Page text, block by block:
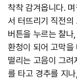
착착 감겨옵니다.
서 터뜨리기 직전의
버튼을 누르는 찰나
환청이 되어 고막을
떨리는 고음이 그려
를 타고 경추를 지